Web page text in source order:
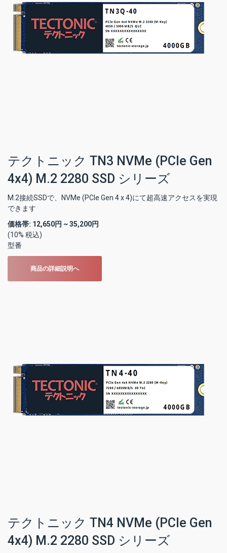
テクトニック TN3 NVMe (PCIe Gen
4x4) M.2 2280 SSD シリーズ
M.2接続SSDで、NVMe (PCIe Gen 4 x 4)にて超高速アクセスを実現
できます
価格帯: 12,650円 ~ 35,200円
(10% 税込)
型番
商品の詳細説明へ
テクトニック TN4 NVMe (PCIe Gen
4x4) M.2 2280 SSD シリーズ